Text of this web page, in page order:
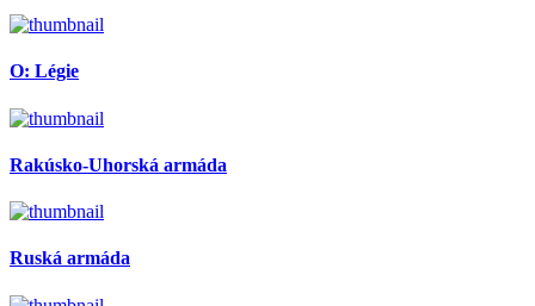
O: Légie
Rakúsko-Uhorská armáda
Ruská armáda